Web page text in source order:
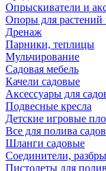
Опрыскиватели и
Опоры для растений
Дренаж
Парники, теплицы
Мульчирование
Садовая мебель
Качели садовые
Аксессуары для
Подвесные кресла
Детские игровые
Все для полива
Шланги садовые
Соединители,
Пистолеты для